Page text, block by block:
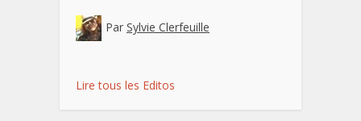
Par Sylvie Clerfeuille
Lire tous les Editos